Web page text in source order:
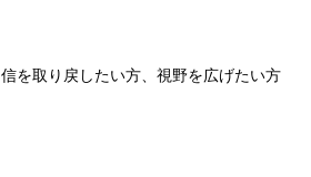
を取り戻したい方、視野を広げたい方